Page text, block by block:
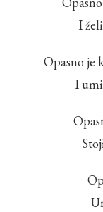
I
Opasno je
I